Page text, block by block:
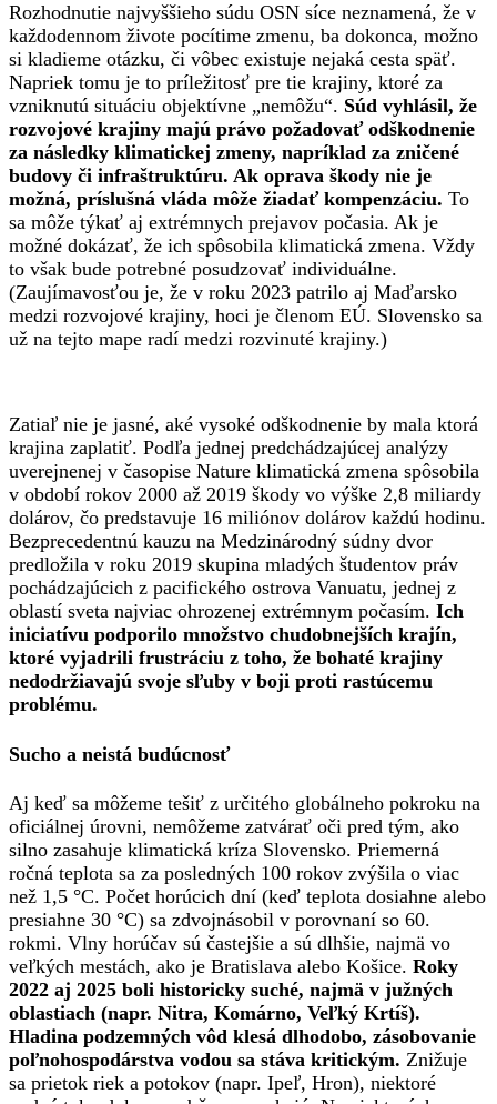
Rozhodnutie najvyššieho súdu OSN síce neznamená, že v
každodennom živote pocítime zmenu, ba dokonca, možno
si kladieme otázku, či vôbec existuje nejaká cesta späť.
Napriek tomu je to príležitosť pre tie krajiny, ktoré za
vzniknutú situáciu objektívne „nemôžu“. Súd vyhlásil, že
rozvojové krajiny majú právo požadovať odškodnenie
za následky klimatickej zmeny, napríklad za zničené
budovy či infraštruktúru. Ak oprava škody nie je
možná, príslušná vláda môže žiadať kompenzáciu. To
sa môže týkať aj extrémnych prejavov počasia. Ak je
možné dokázať, že ich spôsobila klimatická zmena. Vždy
to však bude potrebné posudzovať individuálne.
(Zaujímavosťou je, že v roku 2023 patrilo aj Maďarsko
medzi rozvojové krajiny, hoci je členom EÚ. Slovensko sa
už na tejto mape radí medzi rozvinuté krajiny.)
Zatiaľ nie je jasné, aké vysoké odškodnenie by mala ktorá
krajina zaplatiť. Podľa jednej predchádzajúcej analýzy
uverejnenej v časopise Nature klimatická zmena spôsobila
v období rokov 2000 až 2019 škody vo výške 2,8 miliardy
dolárov, čo predstavuje 16 miliónov dolárov každú hodinu.
Bezprecedentnú kauzu na Medzinárodný súdny dvor
predložila v roku 2019 skupina mladých študentov práv
pochádzajúcich z pacifického ostrova Vanuatu, jednej z
oblastí sveta najviac ohrozenej extrémnym počasím. Ich
iniciatívu podporilo množstvo chudobnejších krajín,
ktoré vyjadrili frustráciu z toho, že bohaté krajiny
nedodržiavajú svoje sľuby v boji proti rastúcemu
problému.
Sucho a neistá budúcnosť
Aj keď sa môžeme tešiť z určitého globálneho pokroku na
oficiálnej úrovni, nemôžeme zatvárať oči pred tým, ako
silno zasahuje klimatická kríza Slovensko. Priemerná
ročná teplota sa za posledných 100 rokov zvýšila o viac
než 1,5 °C. Počet horúcich dní (keď teplota dosiahne alebo
presiahne 30 °C) sa zdvojnásobil v porovnaní so 60.
rokmi. Vlny horúčav sú častejšie a sú dlhšie, najmä vo
veľkých mestách, ako je Bratislava alebo Košice. Roky
2022 aj 2025 boli historicky suché, najmä v južných
oblastiach (napr. Nitra, Komárno, Veľký Krtíš).
Hladina podzemných vôd klesá dlhodobo, zásobovanie
poľnohospodárstva vodou sa stáva kritickým. Znižuje
sa prietok riek a potokov (napr. Ipeľ, Hron), niektoré